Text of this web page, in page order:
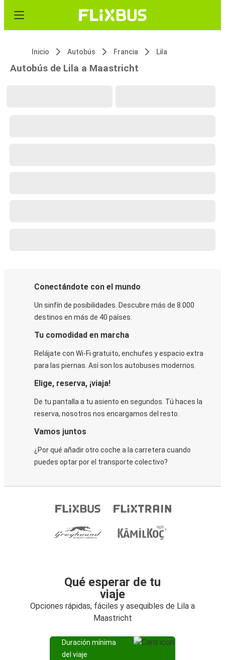
Inicio Autobús Francia Lila
Autobús de Lila a Maastricht
Conectándote con el mundo
Un sinfín de posibilidades. Descubre más de 8.000
destinos en más de 40 países.
Tu comodidad en marcha
Relájate con Wi-Fi gratuito, enchufes y espacio extra
para las piernas. Así son los autobuses modernos.
Elige, reserva, ¡viaja!
De tu pantalla a tu asiento en segundos. Tú haces la
reserva, nosotros nos encargamos del resto.
Vamos juntos
¿Por qué añadir otro coche a la carretera cuando
puedes optar por el transporte colectivo?
Qué esperar de tu
viaje
Opciones rápidas, fáciles y asequibles de Lila a
Maastricht
Duración mínima
del viaje